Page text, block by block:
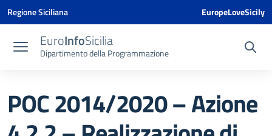
Vai ai contenuti
Vai al menu di navigazione
Vai al footer
Vai al banner delle Cookie Policy
Regione Siciliana EuropeLoveSicily
EuroInfoSicilia
Dipartimento della Programmazione
POC 2014/2020 – Azione